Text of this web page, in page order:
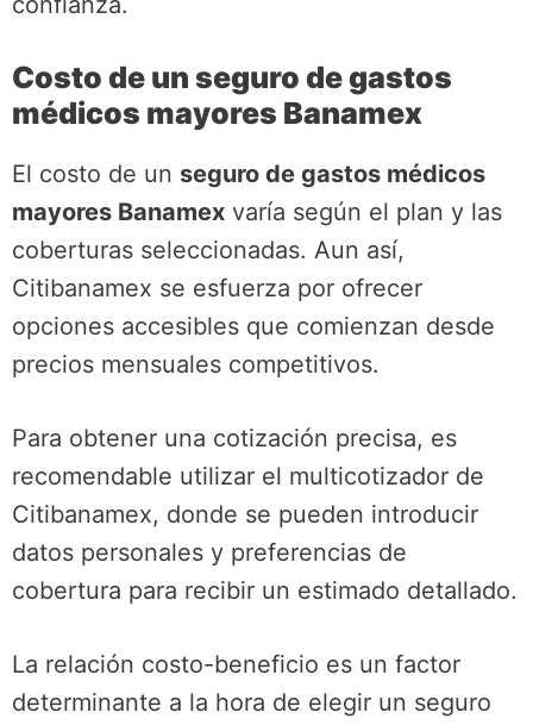
Costo de un seguro de gastos
médicos mayores Banamex
El costo de un seguro de gastos médicos
mayores Banamex varía según el plan y las
coberturas seleccionadas. Aun así,
Citibanamex se esfuerza por ofrecer
opciones accesibles que comienzan desde
precios mensuales competitivos.
Para obtener una cotización precisa, es
recomendable utilizar el multicotizador de
Citibanamex, donde se pueden introducir
datos personales y preferencias de
cobertura para recibir un estimado detallado.
La relación costo-beneficio es un factor
determinante a la hora de elegir un seguro